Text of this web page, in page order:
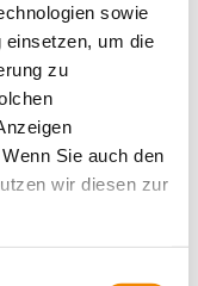
sowie
einsetzen, um die
zu
Sie auch den
wir diesen zur
Freund
mag
mehr,
Backbuch
hat.